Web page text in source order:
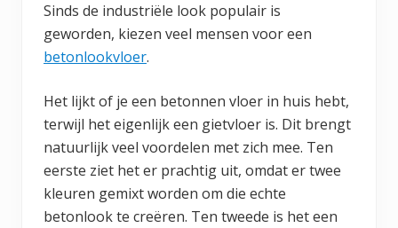
Sinds de industriële look populair is
geworden, kiezen veel mensen voor een
betonlookvloer.
Het lijkt of je een betonnen vloer in huis hebt,
terwijl het eigenlijk een gietvloer is. Dit brengt
natuurlijk veel voordelen met zich mee. Ten
eerste ziet het er prachtig uit, omdat er twee
kleuren gemixt worden om die echte
betonlook te creëren. Ten tweede is het een